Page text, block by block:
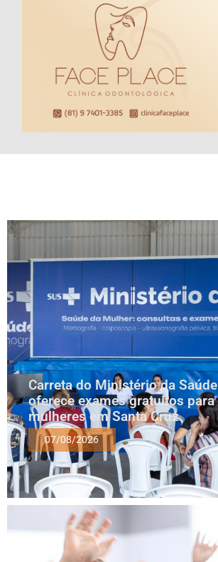
Carreta do Ministério da Saúde
oferece exames gratuitos para
mulheres em Santa Cruz
07/08/2026